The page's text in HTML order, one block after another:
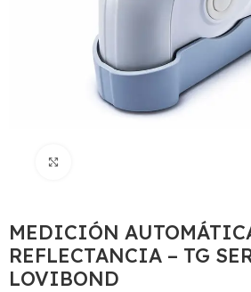
MEDICIÓN
REFLECTANCIA – TG
LOVIBOND